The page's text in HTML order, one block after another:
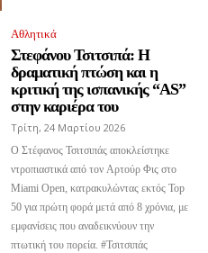
Αθλητικά
Στεφάνου Τσιτσιπά: Η
δραματική πτώση και η
κριτική της ισπανικής “AS”
στην καριέρα του
Τρίτη, 24 Μαρτίου 2026
Ο Στέφανος Τσιτσιπάς αποκλείστηκε
ντροπιαστικά από τον Αρτούρ Φις στο
Miami Open, κατρακυλώντας εκτός Top
50 για πρώτη φορά μετά από 8 χρόνια, με
εμφανίσεις που αναδεικνύουν την
πτωτική του πορεία. #Τσιτσιπάς